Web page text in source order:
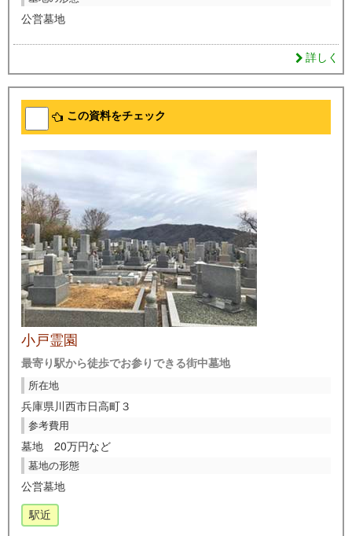
公営墓地
詳しく
この資料をチェック
小戸霊園
最寄り駅から徒歩でお参りできる街中墓地
所在地
兵庫県川西市日高町３
参考費用
墓地 20万円など
墓地の形態
公営墓地
駅近